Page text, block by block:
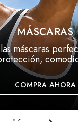
MÁSCARAS
máscaras
COMPRA AHORA